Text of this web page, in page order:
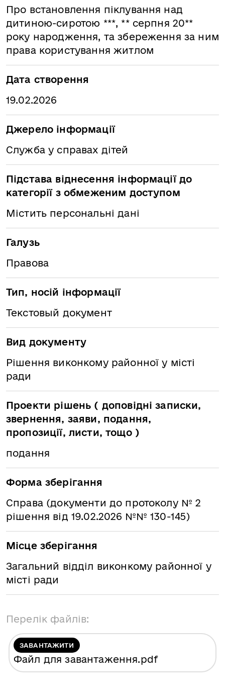
Про встановлення піклування над
дитиною-сиротою ***, ** серпня 20**
року народження, та збереження за ним
права користування житлом
Дата створення
19.02.2026
Джерело інформації
Служба у справах дітей
Підстава віднесення інформації до
категорії з обмеженим доступом
Містить персональні дані
Галузь
Правова
Тип, носій інформації
Текстовый документ
Вид документу
Рішення виконкому районної у місті
ради
Проекти рішень ( доповідні записки,
звернення, заяви, подання,
пропозиції, листи, тощо )
подання
Форма зберігання
Справа (документи до протоколу № 2
рішення від 19.02.2026 №№ 130-145)
Місце зберігання
Загальний відділ виконкому районної у
місті ради
Перелік файлів:
ЗАВАНТАЖИТИ
Файл для завантаження.pdf